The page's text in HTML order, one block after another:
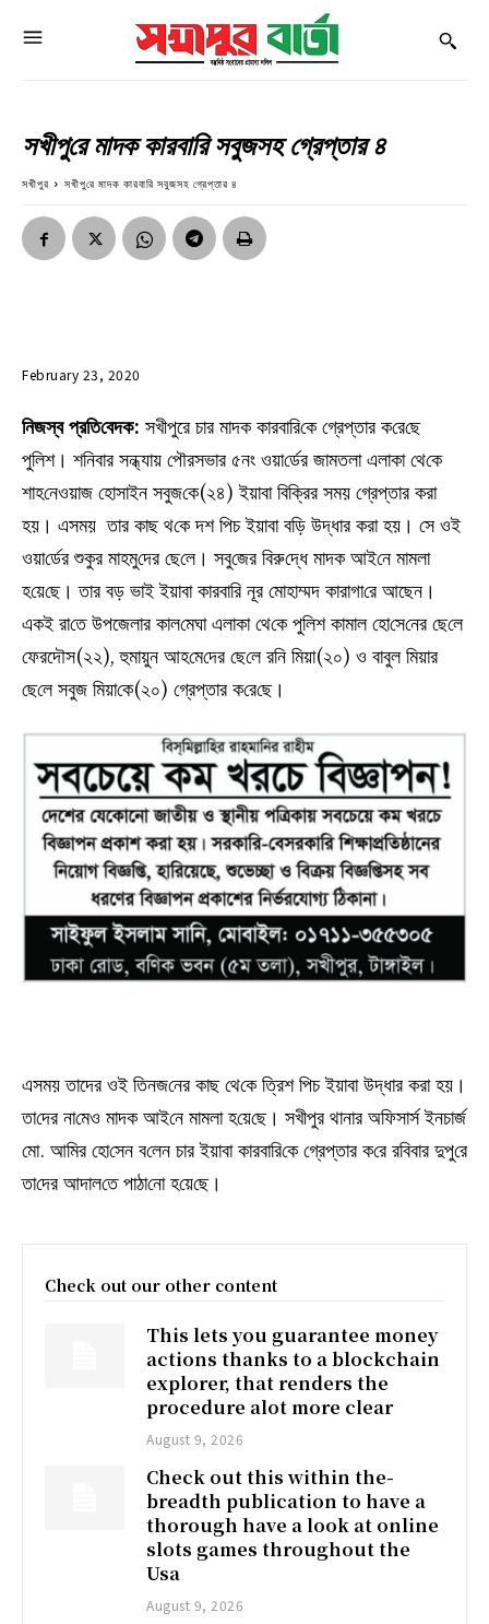
সখীপু‌রে মাদক কারবা‌রি সবুজসহ গ্রেপ্তার ৪
সখীপুর সখীপু‌রে মাদক কারবা‌রি সবুজসহ গ্রেপ্তার ৪
February 23, 2020
‌নিজস্ব প্র‌তি‌বেদক: সখীপুরে চার মাদক কারবা‌রি‌কে গ্রেপ্তার ক‌রে‌ছে
পু‌লিশ। শ‌নিবার সন্ধ্যায় পৌরসভার ৫নং ওয়া‌র্ডের জামতলা এলাকা থে‌কে
শাহ‌নেওয়াজ হোসাইন সবুজ‌কে(২৪) ইয়াবা বি‌ক্রির সময় গ্রেপ্তার করা
হয়। এসময় তার কাছ থ‌কে দশ পিচ ইয়াবা ব‌ড়ি উদ্ধার করা হয়। সে ওই
ওয়া‌র্ডের শুকুর মাহমু‌দের ছে‌লে। সবু‌জের বিরু‌দ্ধে মাদক আই‌নে মামলা
হ‌য়ে‌ছে। তার বড় ভাই ইয়াবা কারবারি নূর মোহাম্মদ কারাগা‌রে আছেন।
একই রা‌তে উপজেলার কাল‌মেঘা এলাকা থে‌কে পু‌লিশ কামাল হো‌সে‌নের ছে‌লে
ফেরদৌস(২২), হুমায়ুন আহ‌মে‌দের ছে‌লে র‌নি মিয়া(২০) ও বাবুল মিয়ার
ছে‌লে সবুজ মিয়া‌কে(২০) গ্রেপ্তার ক‌রে‌ছে।
এসময় তাদের ওই তিনজ‌নের কাছ থে‌কে ত্রিশ পিচ ইয়াবা উদ্ধার করা হ‌য়।
তা‌দের না‌মেও মাদক আই‌নে মামলা হ‌য়ে‌ছে। সখীপুর থানার অ‌ফিসার্স ইনচার্জ
মো. আমির হো‌সেন ব‌লেন চার ইয়াবা কারবারি‌কে গ্রেপ্তার ক‌রে র‌বিবার দুপু‌রে
তা‌দের আদাল‌তে পাঠা‌নো হ‌য়ে‌ছে।
Check out our other content
This lets you guarantee money
actions thanks to a blockchain
explorer, that renders the
procedure alot more clear
August 9, 2026
Check out this within the-
breadth publication to have a
thorough have a look at online
slots games throughout the
Usa
August 9, 2026